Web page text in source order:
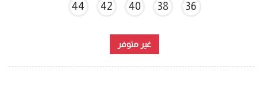
36
38
40
42
44
غير متوفر